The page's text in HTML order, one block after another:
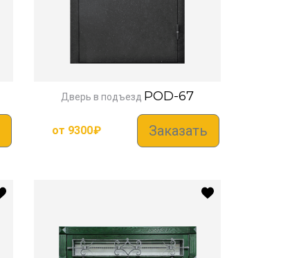
Дверь в подъезд POD-67
от 9300₽ Заказать